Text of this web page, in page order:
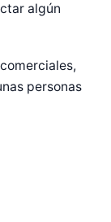
algún
personas